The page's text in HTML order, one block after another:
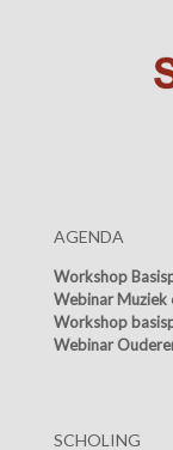
AGENDA
Workshop
Webinar Muziek
Workshop
Webinar
SCHOLING